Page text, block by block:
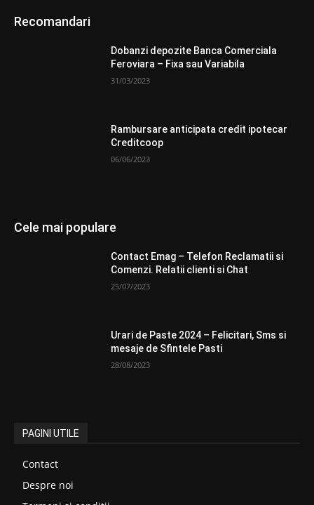
Recomandari
Dobanzi depozite Banca Comerciala
Feroviara – Fixa sau Variabila
31/03/2023
Rambursare anticipata credit ipotecar
Creditcoop
06/06/2023
Cele mai populare
Contact Emag – Telefon Reclamatii si
Comenzi. Relatii clienti si Chat
25/07/2023
Urari de Paste 2024 – Felicitari, Sms si
mesaje de Sfintele Pasti
28/08/2023
PAGINI UTILE
Contact
Despre noi